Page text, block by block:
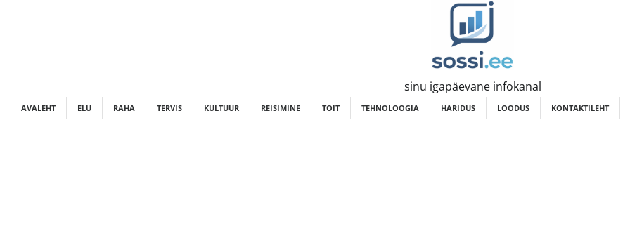
sinu igapäevane infokanal
AVALEHT ELU RAHA TERVIS KULTUUR REISIMINE TOIT TEHNOLOOGIA HARIDUS LOODUS KONTAKTILEHT